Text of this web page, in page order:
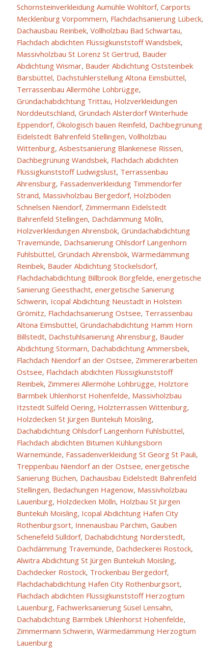
Schornsteinverkleidung Aumühle Wohltorf, Carports
Mecklenburg Vorpommern, Flachdachsanierung Lübeck,
Dachausbau Reinbek, Vollholzbau Bad Schwartau,
Flachdach abdichten Flüssigkunststoff Wandsbek,
Massivholzbau St Lorenz St Gertrud, Bauder
Abdichtung Wismar, Bauder Abdichtung Oststeinbek
Barsbüttel, Dachstuhlerstellung Altona Eimsbüttel,
Terrassenbau Allermöhe Lohbrügge,
Gründachabdichtung Trittau, Holzverkleidungen
Norddeutschland, Gründach Alsterdorf Winterhude
Eppendorf, Ökologisch bauen Reinfeld, Dachbegrünung
Eidelstedt Bahrenfeld Stellingen, Vollholzbau
Wittenburg, Asbestsanierung Blankenese Rissen,
Dachbegrünung Wandsbek, Flachdach abdichten
Flüssigkunststoff Ludwigslust, Terrassenbau
Ahrensburg, Fassadenverkleidung Timmendorfer
Strand, Massivholzbau Bergedorf, Holzböden
Schnelsen Niendorf, Zimmermann Eidelstedt
Bahrenfeld Stellingen, Dachdämmung Mölln,
Holzverkleidungen Ahrensbök, Gründachabdichtung
Travemünde, Dachsanierung Ohlsdorf Langenhorn
Fuhlsbüttel, Gründach Ahrensbök, Wärmedämmung
Reinbek, Bauder Abdichtung Stockelsdorf,
Flachdachabdichtung Billbrook Borgfelde, energetische
Sanierung Geesthacht, energetische Sanierung
Schwerin, Icopal Abdichtung Neustadt in Holstein
Grömitz, Flachdachsanierung Ostsee, Terrassenbau
Altona Eimsbüttel, Gründachabdichtung Hamm Horn
Billstedt, Dachstuhlsanierung Ahrensburg, Bauder
Abdichtung Stormarn, Dachabdichtung Ammersbek,
Flachdach Niendorf an der Ostsee, Zimmererarbeiten
Ostsee, Flachdach abdichten Flüssigkunststoff
Reinbek, Zimmerei Allermöhe Lohbrügge, Holztore
Barmbek Uhlenhorst Hohenfelde, Massivholzbau
Itzstedt Sülfeld Oering, Holzterrassen Wittenburg,
Holzdecken St Jürgen Buntekuh Moisling,
Dachabdichtung Ohlsdorf Langenhorn Fuhlsbüttel,
Flachdach abdichten Bitumen Kühlungsborn
Warnemünde, Fassadenverkleidung St Georg St Pauli,
Treppenbau Niendorf an der Ostsee, energetische
Sanierung Büchen, Dachausbau Eidelstedt Bahrenfeld
Stellingen, Bedachungen Hagenow, Massivholzbau
Lauenburg, Holzdecken Mölln, Holzbau St Jürgen
Buntekuh Moisling, Icopal Abdichtung Hafen City
Rothenburgsort, Innenausbau Parchim, Gauben
Schenefeld Sülldorf, Dachabdichtung Norderstedt,
Dachdämmung Travemünde, Dachdeckerei Rostock,
Alwitra Abdichtung St Jürgen Buntekuh Moisling,
Dachdecker Rostock, Trockenbau Bergedorf,
Flachdachabdichtung Hafen City Rothenburgsort,
Flachdach abdichten Flüssigkunststoff Herzogtum
Lauenburg, Fachwerksanierung Süsel Lensahn,
Dachabdichtung Barmbek Uhlenhorst Hohenfelde,
Zimmermann Schwerin, Wärmedämmung Herzogtum
Lauenburg